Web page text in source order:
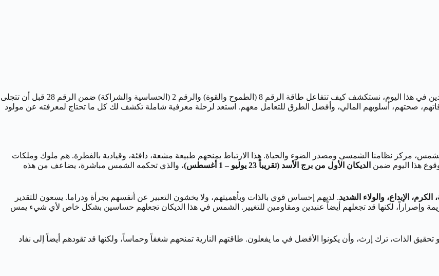
سنبحر في أعماق هذه الشخصية القوية، نحلل ديناميكية الرجل والمرأة المولودين في هذا اليوم، نستكشف كيف تتفاعل طاقة الرقم 8 (الطموح والقوة) والرقم 2 (الحساسية والشراكة) ضمن الرقم 28 قبل أن تتجلى
علاقاتهم، صحتهم، أسلوبهم المالي، وأفضل الطرق للتعامل معهم. استعد لرحلة معرفية شاملة تكشف لك كل ما تحتاج لمعرفته عن مولود
الشمس، مركز نظامنا الشمسي ومصدر الضوء والحياة. هذا الارتباط يمنحهم طبيعة مشعة، دافئة، وقيادية بالفطرة. هم ملوك وملكات
وقوع هذا اليوم ضمن الديكان الأول من برج الأسد (تقريباً 23 يوليو – 1 أغسطس)
، والذي تحكمه الشمس مباشرة، يضاعف من هذه
الإبداع، والولاء الشديد. لديهم إحساس قوي بالذات وبأهميتهم، ولا يخشون التعبير عن أنفسهم بجرأة ودراما. يسعون للتقدير
عزيمة وإصراراً، لكنها قد تجعلهم أيضاً عنيدين ومقاومين للتغيير. الشمس في هذا الديكان تجعلهم حساسين بشكل خاص لأي شيء يمس
تحقيق الذات، ترك إرث، وأن يكونوا الأفضل في ما يفعلون. طاقتهم النارية تمنحهم شغفاً وحماساً، ولكنها قد تقودهم أيضاً إلى نفاد